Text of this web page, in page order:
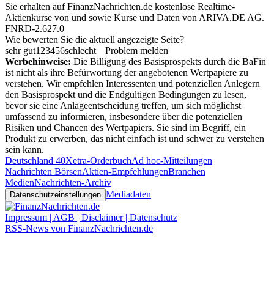
Sie erhalten auf FinanzNachrichten.de kostenlose Realtime-
Aktienkurse von und sowie Kurse und Daten von ARIVA.DE AG.
FNRD-2.627.0
Wie bewerten Sie die aktuell angezeigte Seite?
sehr gut1 23456schlecht
Problem melden
Werbehinweise: Die Billigung des Basisprospekts durch die BaFin
ist nicht als ihre Befürwortung der angebotenen Wertpapiere zu
verstehen. Wir empfehlen Interessenten und potenziellen Anlegern
den Basisprospekt und die Endgültigen Bedingungen zu lesen,
bevor sie eine Anlageentscheidung treffen, um sich möglichst
umfassend zu informieren, insbesondere über die potenziellen
Risiken und Chancen des Wertpapiers. Sie sind im Begriff, ein
Produkt zu erwerben, das nicht einfach ist und schwer zu verstehen
sein kann.
Deutschland 40Xetra-OrderbuchAd hoc-Mitteilungen
Nachrichten BörsenAktien-EmpfehlungenBranchen
MedienNachrichten-Archiv
Datenschutzeinstellungen Mediadaten
Impressum | AGB | Disclaimer | Datenschutz
RSS-News von FinanzNachrichten.de